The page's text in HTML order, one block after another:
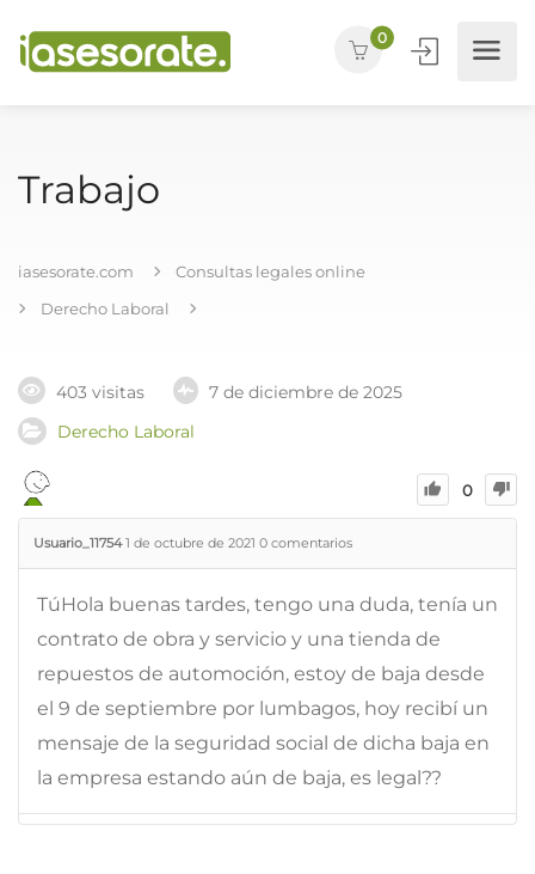
0
Trabajo
iasesorate.com
Consultas legales online
Derecho Laboral
403 visitas
7 de diciembre de 2025
Derecho Laboral
0
Usuario_11754 1 de octubre de 2021 0 comentarios
TúHola buenas tardes, tengo una duda, tenía un
contrato de obra y servicio y una tienda de
repuestos de automoción, estoy de baja desde
el 9 de septiembre por lumbagos, hoy recibí un
mensaje de la seguridad social de dicha baja en
la empresa estando aún de baja, es legal??